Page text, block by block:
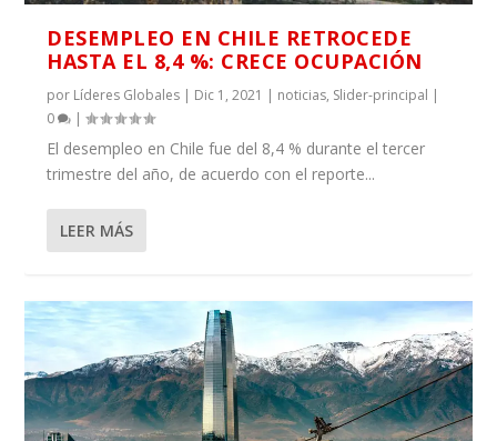
DESEMPLEO EN CHILE RETROCEDE
HASTA EL 8,4 %: CRECE OCUPACIÓN
por Líderes Globales | Dic 1, 2021 | noticias, Slider-principal |
0
|
El desempleo en Chile fue del 8,4 % durante el tercer
trimestre del año, de acuerdo con el reporte...
LEER MÁS